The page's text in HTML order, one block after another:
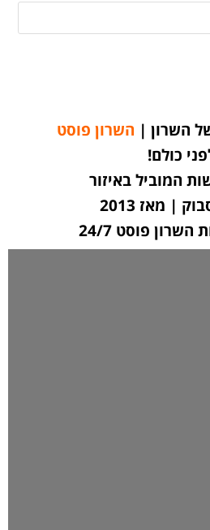
השרון | השרון פוסט
כולם!
המוביל באיזור
| מאז 2013
פוסט 24/7
ליצירת קשר